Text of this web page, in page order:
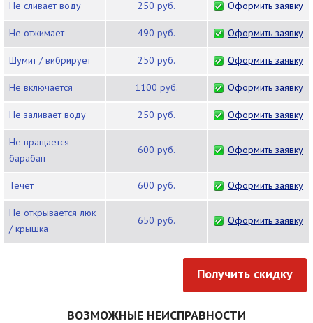
Не сливает воду 250 руб. Оформить заявку
Не отжимает 490 руб. Оформить заявку
Шумит / вибрирует 250 руб. Оформить заявку
Не включается 1100 руб. Оформить заявку
Не заливает воду 250 руб. Оформить заявку
Не вращается
барабан
600 руб. Оформить заявку
Течёт 600 руб. Оформить заявку
Не открывается люк
/ крышка
650 руб. Оформить заявку
Получить скидку
ВОЗМОЖНЫЕ НЕИСПРАВНОСТИ